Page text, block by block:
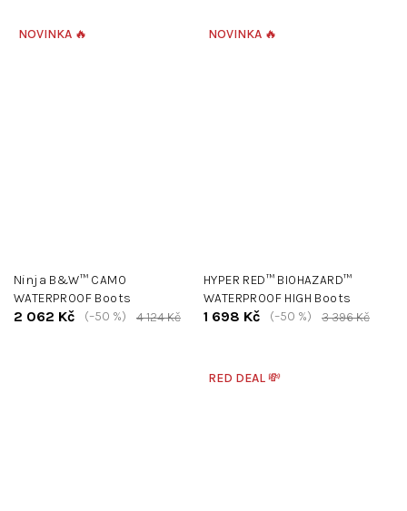
NOVINKA 🔥
Ninja B&W™ CAMO
WATERPROOF Boots
2 062 Kč 4 124 Kč
(–50 %)
NOVINKA 🔥
HYPER RED™ BIOHAZARD™
WATERPROOF HIGH Boots
1 698 Kč 3 396 Kč
(–50 %)
RED DEAL 💸